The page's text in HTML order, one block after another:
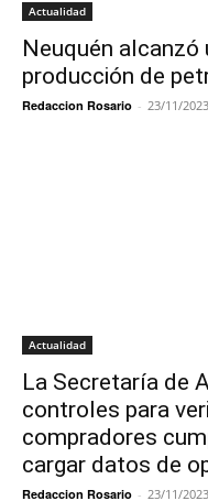
Actualidad
Neuquén alcanzó
producción de
Redaccion Rosario - 23/11/2023
Actualidad
La Secretaría de
controles para
compradores
cargar datos de
Redaccion Rosario - 23/11/2023